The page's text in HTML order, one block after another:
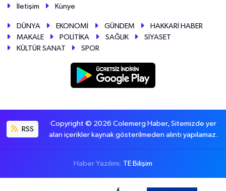
İletişim
Künye
DÜNYA EKONOMİ GÜNDEM
HAKKARİ HABER
MAKALE
POLİTİKA SAĞLIK
SİYASET
KÜLTÜR SANAT
SPOR
RSS
Copyright © 2026 Colemerg Haber, Sitemizde yer
alan içerikler kaynak gösterilmeden alıntı yapılamaz.
Haber Yazılımı: TE Bilişim